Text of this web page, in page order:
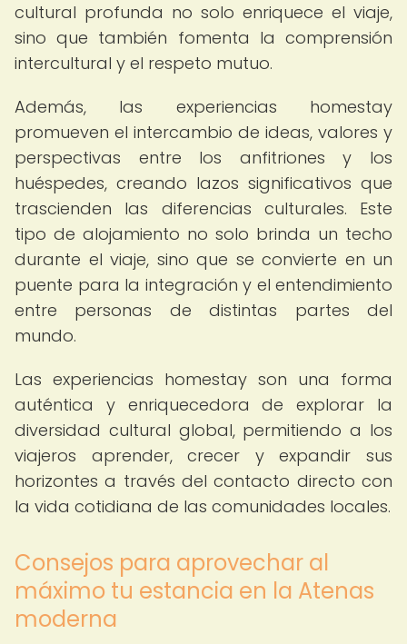
cultural profunda no solo enriquece el viaje,
sino que también fomenta la comprensión
intercultural y el respeto mutuo.
Además, las experiencias homestay
promueven el intercambio de ideas, valores y
perspectivas entre los anfitriones y los
huéspedes, creando lazos significativos que
trascienden las diferencias culturales. Este
tipo de alojamiento no solo brinda un techo
durante el viaje, sino que se convierte en un
puente para la integración y el entendimiento
entre personas de distintas partes del
mundo.
Las experiencias homestay son una forma
auténtica y enriquecedora de explorar la
diversidad cultural global, permitiendo a los
viajeros aprender, crecer y expandir sus
horizontes a través del contacto directo con
la vida cotidiana de las comunidades locales.
Consejos para aprovechar al
máximo tu estancia en la Atenas
moderna